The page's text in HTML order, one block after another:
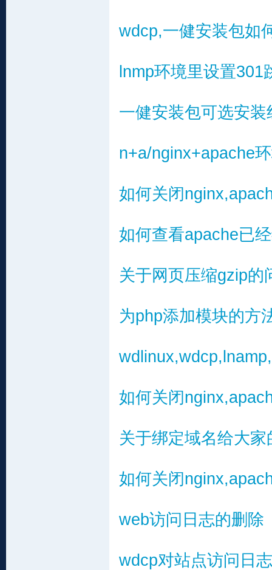
wdcp,一健安装包如
lnmp环境里设置
一健安装包可选安装
n+a/nginx+apache
如何关闭
如何查看apache已
关于网页压缩gzip的
为php添加模块的方
如何关闭
关于绑定域名给大
如何关闭
web访问日志的删除
wdcp对站点访问日